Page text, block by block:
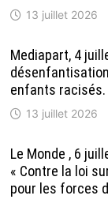
13 juillet 2026
Mediapart, 4
enfants racisés.
13 juillet 2026
Le Monde , 6
« Contre la loi
pour les forces